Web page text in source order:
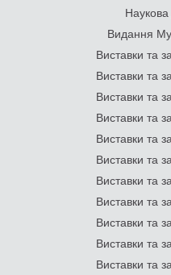
Наукова
Видання
Виставки та
Виставки та
Виставки та
Виставки та
Виставки та
Виставки та
Виставки та
Виставки та
Виставки та
Виставки та
Виставки та